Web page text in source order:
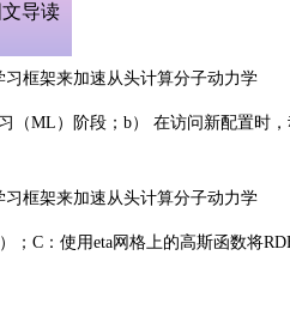
文导读
（ML）阶段； b） 在访问新配置时
； C：使用eta网格上的高斯函数将